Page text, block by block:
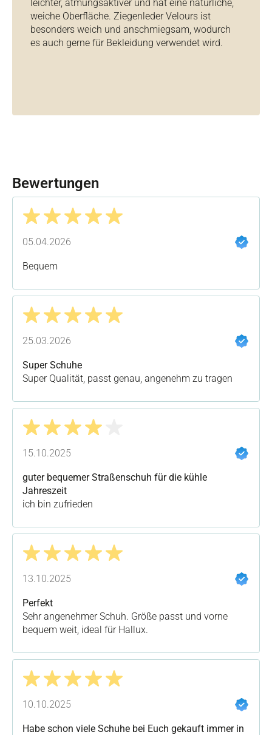
leichter, atmungsaktiver und hat eine natürliche,
weiche Oberfläche. Ziegenleder Velours ist
besonders weich und anschmiegsam, wodurch
es auch gerne für Bekleidung verwendet wird.
Bewertungen
Bewertung mit 5 von 5 Sternen
05.04.2026
Bequem
Bewertung mit 5 von 5 Sternen
25.03.2026
Super Schuhe
Super Qualität, passt genau, angenehm zu tragen
Bewertung mit 4 von 5 Sternen
15.10.2025
guter bequemer Straßenschuh für die kühle
Jahreszeit
ich bin zufrieden
Bewertung mit 5 von 5 Sternen
13.10.2025
Perfekt
Sehr angenehmer Schuh. Größe passt und vorne
bequem weit, ideal für Hallux.
Bewertung mit 5 von 5 Sternen
10.10.2025
Habe schon viele Schuhe bei Euch gekauft immer in